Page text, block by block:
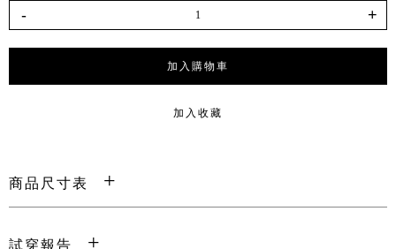
- +
加入購物車
加入收藏
商品尺寸表
試穿報告